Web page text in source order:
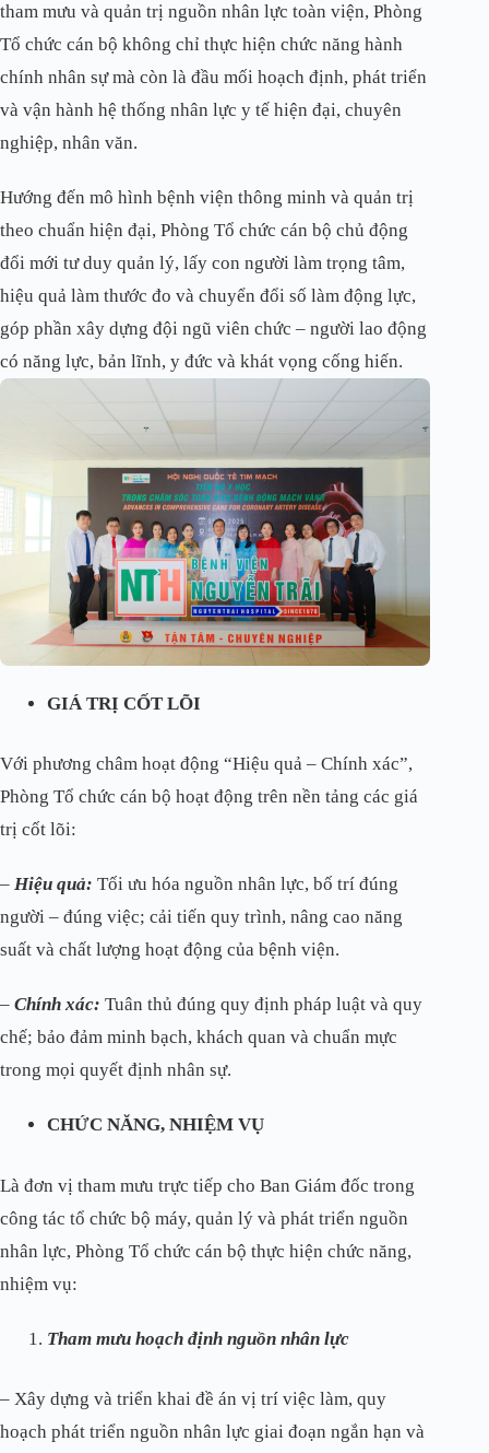
tham mưu và quản trị nguồn nhân lực toàn viện, Phòng
Tổ chức cán bộ không chỉ thực hiện chức năng hành
chính nhân sự mà còn là đầu mối hoạch định, phát triển
và vận hành hệ thống nhân lực y tế hiện đại, chuyên
nghiệp, nhân văn.
Hướng đến mô hình bệnh viện thông minh và quản trị
theo chuẩn hiện đại, Phòng Tổ chức cán bộ chủ động
đổi mới tư duy quản lý, lấy con người làm trọng tâm,
hiệu quả làm thước đo và chuyển đổi số làm động lực,
góp phần xây dựng đội ngũ viên chức – người lao động
có năng lực, bản lĩnh, y đức và khát vọng cống hiến.
GIÁ TRỊ CỐT LÕI
Với phương châm hoạt động “Hiệu quả – Chính xác”,
Phòng Tổ chức cán bộ hoạt động trên nền tảng các giá
trị cốt lõi:
– Hiệu quả: Tối ưu hóa nguồn nhân lực, bố trí đúng
người – đúng việc; cải tiến quy trình, nâng cao năng
suất và chất lượng hoạt động của bệnh viện.
– Chính xác: Tuân thủ đúng quy định pháp luật và quy
chế; bảo đảm minh bạch, khách quan và chuẩn mực
trong mọi quyết định nhân sự.
CHỨC NĂNG, NHIỆM VỤ
Là đơn vị tham mưu trực tiếp cho Ban Giám đốc trong
công tác tổ chức bộ máy, quản lý và phát triển nguồn
nhân lực, Phòng Tổ chức cán bộ thực hiện chức năng,
nhiệm vụ:
Tham mưu hoạch định nguồn nhân lực
– Xây dựng và triển khai đề án vị trí việc làm, quy
hoạch phát triển nguồn nhân lực giai đoạn ngắn hạn và